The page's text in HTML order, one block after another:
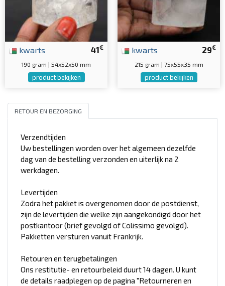
41€
kwarts
190 gram | 54x52x50 mm
product bekijken
29€
kwarts
215 gram | 75x55x35 mm
product bekijken
RETOUR EN BEZORGING
Verzendtijden
Uw bestellingen worden over het algemeen dezelfde
dag van de bestelling verzonden en uiterlijk na 2
werkdagen.
Levertijden
Zodra het pakket is overgenomen door de postdienst,
zijn de levertijden die welke zijn aangekondigd door het
postkantoor (brief gevolgd of Colissimo gevolgd).
Pakketten versturen vanuit Frankrijk.
Retouren en terugbetalingen
Ons restitutie- en retourbeleid duurt 14 dagen. U kunt
de details raadplegen op de pagina "Retourneren en